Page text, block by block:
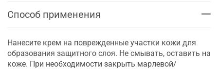
Способ применения
Нанесите крем на поврежденные участки кожи для
образования защитного слоя. Не смывать, оставить на
коже. При необходимости закрыть марлевой/